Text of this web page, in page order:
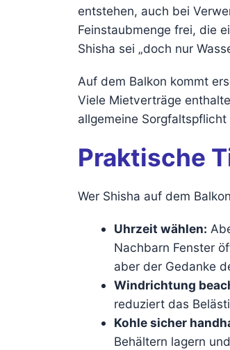
entstehen, auch bei
Feinstaubmenge frei, die
Shisha sei „doch nur
Auf dem Balkon kommt
Viele Mietverträge
allgemeine
Praktische
Wer Shisha auf dem
Uhrzeit wählen:
Nachbarn Fenster
aber der Gedanke
Windrichtung
reduziert das
Kohle sicher
Behältern lagern